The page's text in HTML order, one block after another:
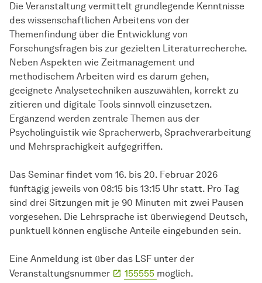
Die Veranstaltung vermittelt grundlegende Kenntnisse
des wissenschaftlichen Arbeitens von der
Themenfindung über die Entwicklung von
Forschungsfragen bis zur gezielten Literaturrecherche.
Neben Aspekten wie Zeitmanagement und
methodischem Arbeiten wird es darum gehen,
geeignete Analysetechniken auszuwählen, korrekt zu
zitieren und digitale Tools sinnvoll einzusetzen.
Ergänzend werden zentrale Themen aus der
Psycholinguistik wie Spracherwerb, Sprachverarbeitung
und Mehrsprachigkeit aufgegriffen.
Das Seminar findet vom 16. bis 20. Februar 2026
fünftägig jeweils von 08:15 bis 13:15 Uhr statt. Pro Tag
sind drei Sitzungen mit je 90 Minuten mit zwei Pausen
vorgesehen. Die Lehrsprache ist überwiegend Deutsch,
punktuell können englische Anteile eingebunden sein.
Eine Anmeldung ist über das LSF unter der
Veranstaltungsnummer
155555 möglich.